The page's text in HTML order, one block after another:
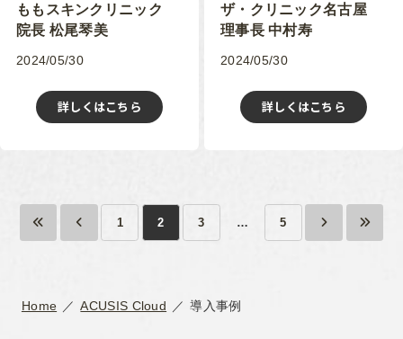
ももスキンクリニック
院長 松尾琴美
2024/05/30
詳しくはこちら
ザ・クリニック名古屋
理事長 中村寿
2024/05/30
詳しくはこちら
1 2 3 … 5
Home ACUSIS Cloud 導入事例